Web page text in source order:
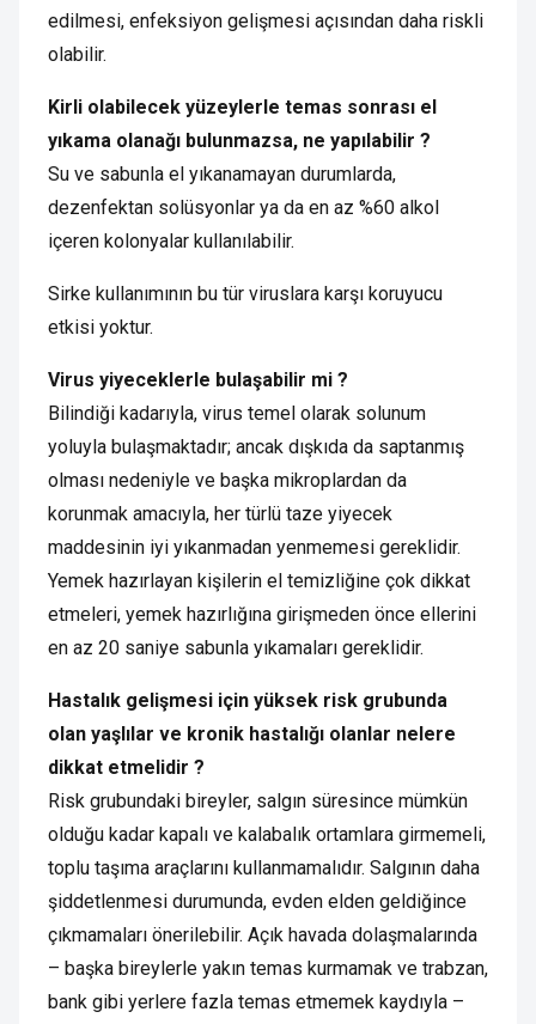
edilmesi, enfeksiyon gelişmesi açısından daha riskli
olabilir.
Kirli olabilecek yüzeylerle temas sonrası el
yıkama olanağı bulunmazsa, ne yapılabilir ?
Su ve sabunla el yıkanamayan durumlarda,
dezenfektan solüsyonlar ya da en az %60 alkol
içeren kolonyalar kullanılabilir.
Sirke kullanımının bu tür viruslara karşı koruyucu
etkisi yoktur.
Virus yiyeceklerle bulaşabilir mi ?
Bilindiği kadarıyla, virus temel olarak solunum
yoluyla bulaşmaktadır; ancak dışkıda da saptanmış
olması nedeniyle ve başka mikroplardan da
korunmak amacıyla, her türlü taze yiyecek
maddesinin iyi yıkanmadan yenmemesi gereklidir.
Yemek hazırlayan kişilerin el temizliğine çok dikkat
etmeleri, yemek hazırlığına girişmeden önce ellerini
en az 20 saniye sabunla yıkamaları gereklidir.
Hastalık gelişmesi için yüksek risk grubunda
olan yaşlılar ve kronik hastalığı olanlar nelere
dikkat etmelidir ?
Risk grubundaki bireyler, salgın süresince mümkün
olduğu kadar kapalı ve kalabalık ortamlara girmemeli,
toplu taşıma araçlarını kullanmamalıdır. Salgının daha
şiddetlenmesi durumunda, evden elden geldiğince
çıkmamaları önerilebilir. Açık havada dolaşmalarında
– başka bireylerle yakın temas kurmamak ve trabzan,
bank gibi yerlere fazla temas etmemek kaydıyla –